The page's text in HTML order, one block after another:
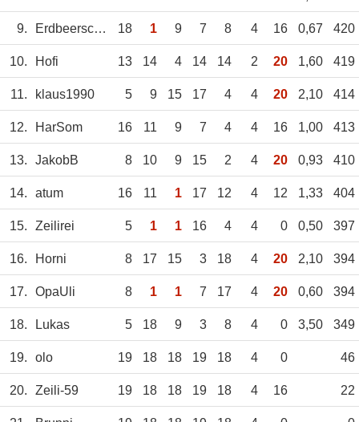
9. Erdbeerschorsch 18 1 9 7 8 4 16 0,67 420
10. Hofi 13 14 4 14 14 2 20 1,60 419
11. klaus1990 5 9 15 17 4 4 20 2,10 414
12. HarSom 16 11 9 7 4 4 16 1,00 413
13. JakobB 8 10 9 15 2 4 20 0,93 410
14. atum 16 11 1 17 12 4 12 1,33 404
15. Zeilirei 5 1 1 16 4 4 0 0,50 397
16. Horni 8 17 15 3 18 4 20 2,10 394
17. OpaUli 8 1 1 7 17 4 20 0,60 394
18. Lukas 5 18 9 3 8 4 0 3,50 349
19. olo 19 18 18 19 18 4 0 46
20. Zeili-59 19 18 18 19 18 4 16 22